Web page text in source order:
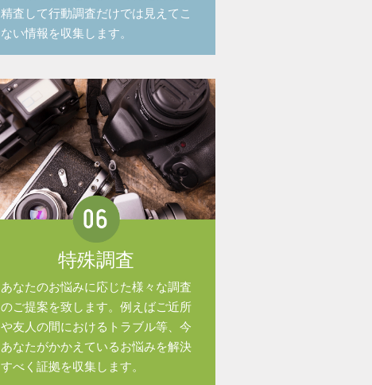
精査して行動調査だけでは見えてこ
ない情報を収集します。
特殊調査
あなたのお悩みに応じた様々な調査
のご提案を致します。例えばご近所
や友人の間におけるトラブル等、今
あなたがかかえているお悩みを解決
すべく証拠を収集します。